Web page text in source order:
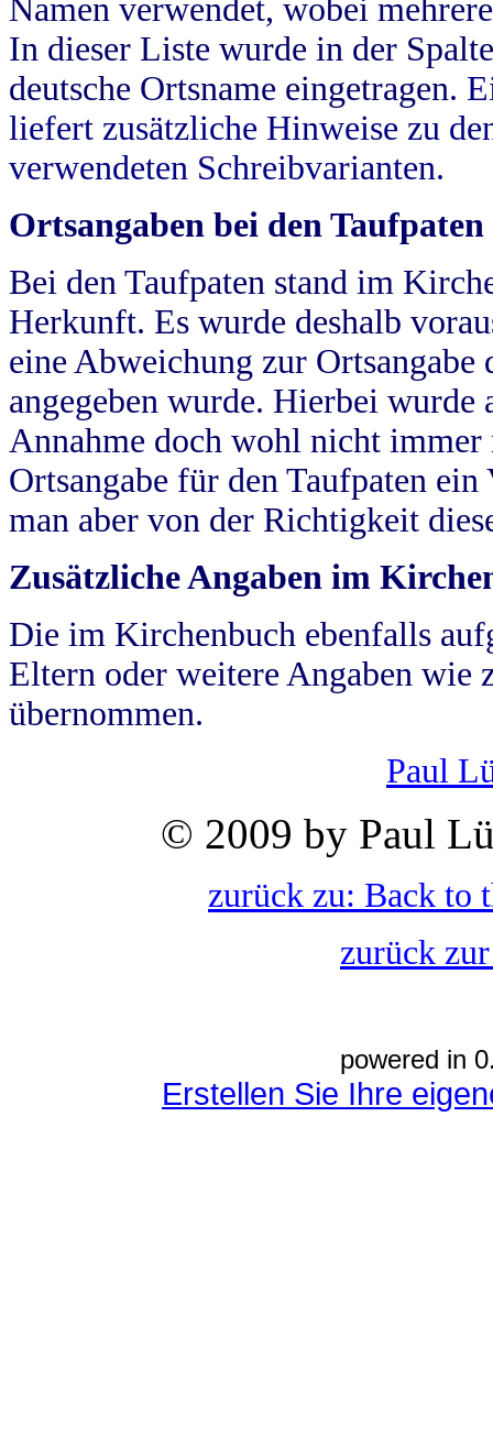
Namen verwendet, wobei
In dieser Liste wurde in der
deutsche Ortsname eingetragen.
liefert zusätzliche Hinweise zu
verwendeten Schreibvarianten.
Ortsangaben bei den Taufpaten
Bei den Taufpaten stand im
Herkunft. Es wurde deshalb
eine Abweichung zur
angegeben wurde. Hierbei wurde
Annahme doch wohl nicht
Ortsangabe für den Taufpaten
man aber von der Richtigkeit
Zusätzliche Angaben im
Die im Kirchenbuch ebenfalls
Eltern oder weitere Angaben wie
übernommen.
Paul
© 2009 by Paul
zurück zu: Back to
zurück
powered in
Erstellen Sie Ihre